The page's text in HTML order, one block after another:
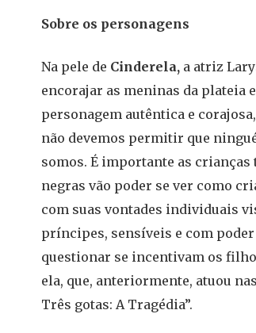
Sobre os personagens
Na pele de Cinderela, a atriz
encorajar as meninas da plateia
personagem autêntica e
não devemos permitir que
somos. É importante as crianças
negras vão poder se ver como
com suas vontades individuais
príncipes, sensíveis e com
questionar se incentivam os
ela, que, anteriormente, atuou
Três gotas: A Tragédia”.